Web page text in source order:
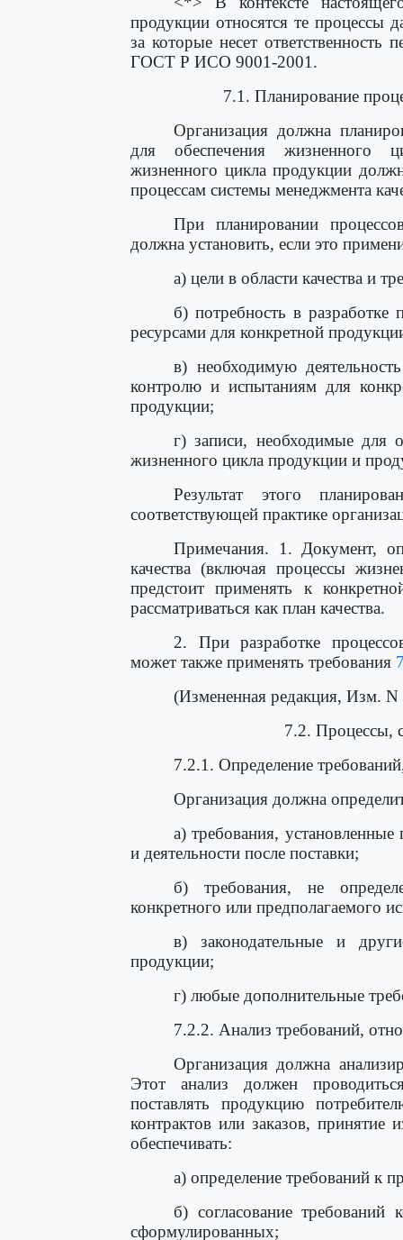
продукции относятся те процессы
за которые несет
ГОСТ Р ИСО 9001-2001.
7.1. Планирование
Организация должна
для обеспечения жизненного
жизненного цикла продукции
процессам системы менеджмента
При планировании
должна установить, если это
а) цели в области качества и
б) потребность в разработке
ресурсами для конкретной
в) необходимую
контролю и испытаниям для
продукции;
г) записи, необходимые для
жизненного цикла продукции и
Результат этого
соответствующей практике
Примечания. 1. Документ,
качества (включая процессы
предстоит применять к
рассматриваться как план качества.
2. При разработке
может также применять требования
(Измененная редакция, Изм. N
7.2. Процессы,
7.2.1. Определение
Организация должна
а) требования,
и деятельности после поставки;
б) требования, не
конкретного или предполагаемого
в) законодательные и
продукции;
г) любые дополнительные
7.2.2. Анализ требований,
Организация должна
Этот анализ должен
поставлять продукцию
контрактов или заказов, принятие
обеспечивать:
а) определение требований к
б) согласование требований
сформулированных;